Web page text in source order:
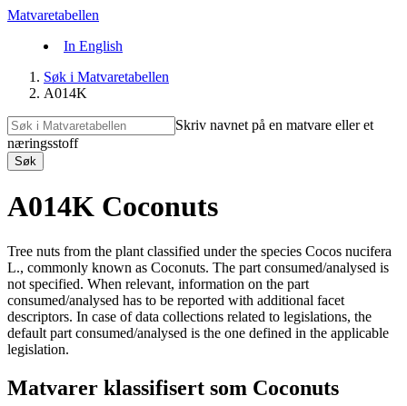
Matvaretabellen
In English
Søk i Matvaretabellen
A014K
Skriv navnet på en matvare eller et
næringsstoff
Søk
A014K Coconuts
Tree nuts from the plant classified under the species Cocos nucifera
L., commonly known as Coconuts. The part consumed/analysed is
not specified. When relevant, information on the part
consumed/analysed has to be reported with additional facet
descriptors. In case of data collections related to legislations, the
default part consumed/analysed is the one defined in the applicable
legislation.
Matvarer klassifisert som Coconuts